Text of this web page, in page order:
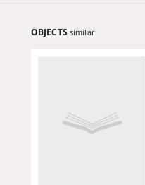
OBJECTS similar